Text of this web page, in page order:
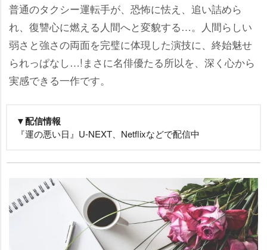
普通のタクシー運転手が、恐怖に怯え、追い詰めら
れ、復讐心に燃える人間へと変貌する…。人間らしい
弱さと強さの両面を完璧に体現した演技に、終始魅せ
られっぱなし…!まさに名俳優たる所以を、深く心から
実感できる一作です。
▼配信情報
『運の悪い日』U-NEXT、Netflixなどで配信中